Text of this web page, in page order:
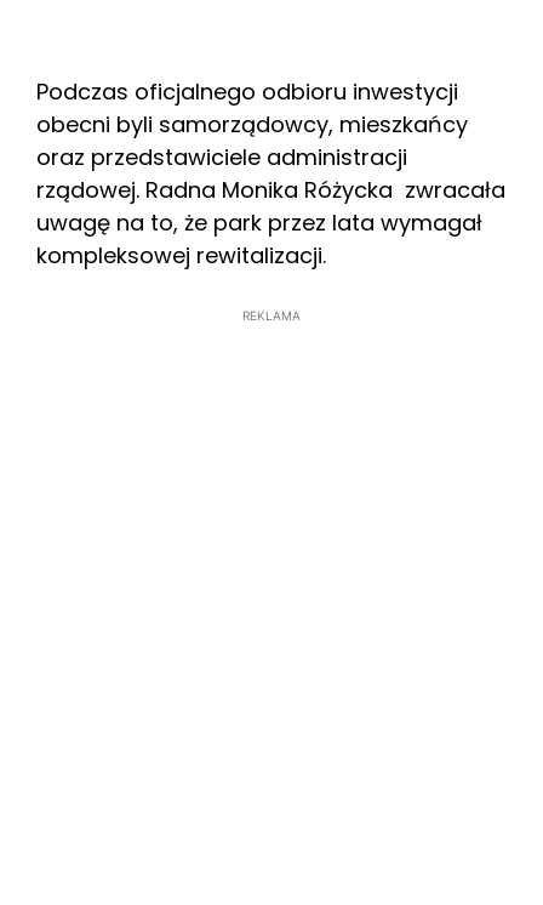
Podczas oficjalnego odbioru inwestycji
obecni byli samorządowcy, mieszkańcy
oraz przedstawiciele administracji
rządowej. Radna Monika Różycka zwracała
uwagę na to, że park przez lata wymagał
kompleksowej rewitalizacji.
REKLAMA